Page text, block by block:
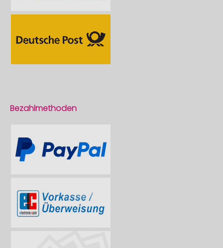
Bezahlmethoden